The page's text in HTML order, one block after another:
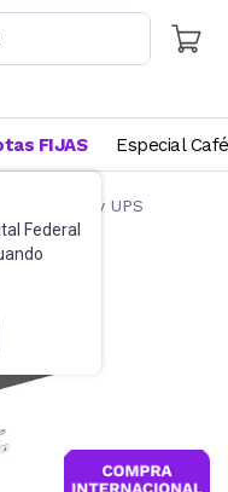
Federal
FIJAS Especial Café
y UPS